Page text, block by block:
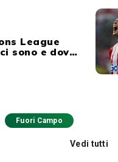
League
sono e dove
Fuori Campo
Vedi tutti